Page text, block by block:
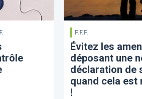
F.F.F.
Évitez les
déposant une
déclaration de
quand cela est
!